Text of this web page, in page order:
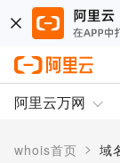
阿里云万网
whois首页 > 域